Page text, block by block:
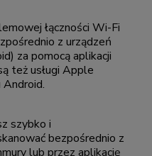
łączności Wi-Fi
z urządzeń
za pomocą aplikacji
też usługi Apple
szybko i
bezpośrednio z
lub przez aplikację